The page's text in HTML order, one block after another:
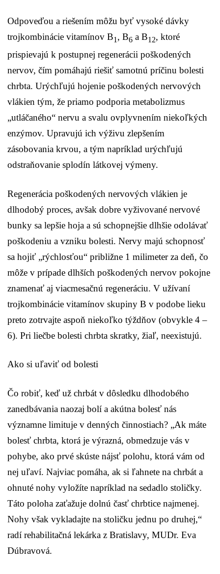
Odpoveďou a riešením môžu byť vysoké dávky
trojkombinácie vitamínov B1 , B6 a B12, ktoré
prispievajú k postupnej regenerácii poškodených
nervov, čím pomáhajú riešiť samotnú príčinu bolesti
chrbta. Urýchľujú hojenie poškodených nervových
vlákien tým, že priamo podporia metabolizmus
„utláčaného“ nervu a svalu ovplyvnením niekoľkých
enzýmov. Upravujú ich výživu zlepšením
zásobovania krvou, a tým napríklad urýchľujú
odstraňovanie splodín látkovej výmeny.
Regenerácia poškodených nervových vlákien je
dlhodobý proces, avšak dobre vyživované nervové
bunky sa lepšie hoja a sú schopnejšie dlhšie odolávať
poškodeniu a vzniku bolesti. Nervy majú schopnosť
sa hojiť „rýchlosťou“ približne 1 milimeter za deň, čo
môže v prípade dlhších poškodených nervov pokojne
znamenať aj viacmesačnú regeneráciu. V užívaní
trojkombinácie vitamínov skupiny B v podobe lieku
preto zotrvajte aspoň niekoľko týždňov (obvykle 4 –
6). Pri liečbe bolesti chrbta skratky, žiaľ, neexistujú.
Ako si uľaviť od bolesti
Čo robiť, keď už chrbát v dôsledku dlhodobého
zanedbávania naozaj bolí a akútna bolesť nás
významne limituje v denných činnostiach? „Ak máte
bolesť chrbta, ktorá je výrazná, obmedzuje vás v
pohybe, ako prvé skúste nájsť polohu, ktorá vám od
nej uľaví. Najviac pomáha, ak si ľahnete na chrbát a
ohnuté nohy vyložíte napríklad na sedadlo stoličky.
Táto poloha zaťažuje dolnú časť chrbtice najmenej.
Nohy však vykladajte na stoličku jednu po druhej,“
radí rehabilitačná lekárka z Bratislavy, MUDr. Eva
Dúbravová.